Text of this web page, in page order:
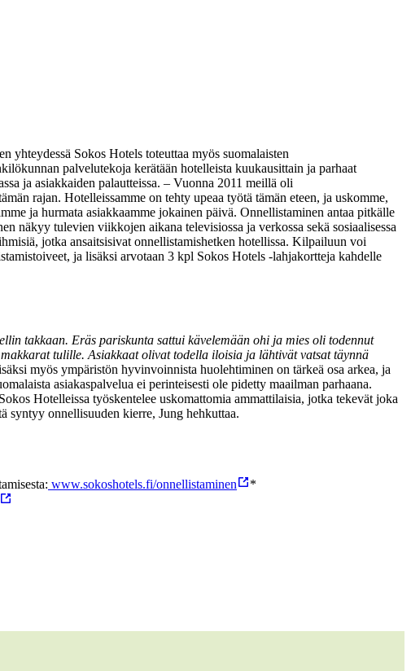
yhteydessä Sokos Hotels toteuttaa myös suomalaisten
palvelutekoja kerätään hotelleista kuukausittain ja parhaat
ja asiakkaiden palautteissa. – Vuonna 2011 meillä oli
rajan. Hotelleissamme on tehty upeaa työtä tämän eteen, ja uskomme,
ja hurmata asiakkaamme jokainen päivä. Onnellistaminen antaa pitkälle
näkyy tulevien viikkojen aikana televisiossa ja verkossa sekä sosiaalisessa
jotka ansaitsisivat onnellistamishetken hotellissa. Kilpailuun voi
ja lisäksi arvotaan 3 kpl Sokos Hotels -lahjakortteja kahdelle
takkaan. Eräs pariskunta sattui kävelemään ohi ja mies oli todennut
tulille. Asiakkaat olivat todella iloisia ja lähtivät vatsat täynnä
myös ympäristön hyvinvoinnista huolehtiminen on tärkeä osa arkea, ja
asiakaspalvelua ei perinteisesti ole pidetty maailman parhaana.
Hotelleissa työskentelee uskomattomia ammattilaisia, jotka tekevät joka
syntyy onnellisuuden kierre, Jung hehkuttaa.
www.sokoshotels.fi/onnellistaminen
*